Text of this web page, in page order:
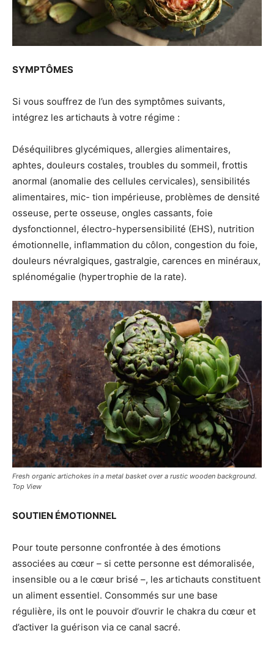
SYMPTÔMES
Si vous souffrez de l’un des symptômes suivants,
intégrez les artichauts à votre régime :
Déséquilibres glycémiques, allergies alimentaires,
aphtes, douleurs costales, troubles du sommeil, frottis
anormal (anomalie des cellules cervicales), sensibilités
alimentaires, mic- tion impérieuse, problèmes de densité
osseuse, perte osseuse, ongles cassants, foie
dysfonctionnel, électro-hypersensibilité (EHS), nutrition
émotionnelle, inflammation du côlon, congestion du foie,
douleurs névralgiques, gastralgie, carences en minéraux,
splénomégalie (hypertrophie de la rate).
Fresh organic artichokes in a metal basket over a rustic wooden background.
Top View
SOUTIEN ÉMOTIONNEL
Pour toute personne confrontée à des émotions
associées au cœur – si cette personne est démoralisée,
insensible ou a le cœur brisé –, les artichauts constituent
un aliment essentiel. Consommés sur une base
régulière, ils ont le pouvoir d’ouvrir le chakra du cœur et
d’activer la guérison via ce canal sacré.